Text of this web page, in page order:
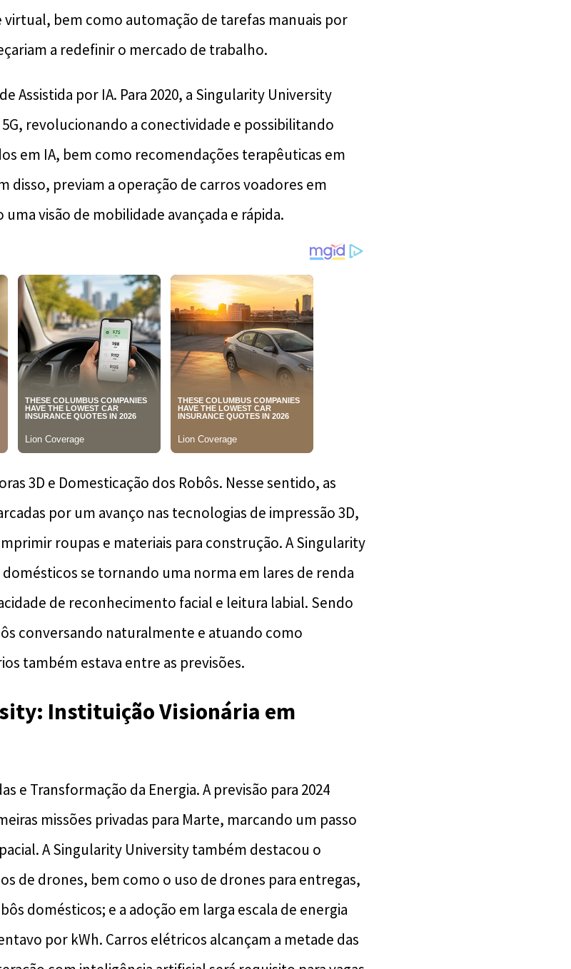
bem como automação de tarefas manuais por
a redefinir o mercado de trabalho.
Assistida por IA. Para 2020, a Singularity University
revolucionando a conectividade e possibilitando
em IA, bem como recomendações terapêuticas em
disso, previam a operação de carros voadores em
visão de mobilidade avançada e rápida.
3D e Domesticação dos Robôs. Nesse sentido, as
por um avanço nas tecnologias de impressão 3D,
roupas e materiais para construção. A Singularity
se tornando uma norma em lares de renda
de reconhecimento facial e leitura labial. Sendo
conversando naturalmente e atuando como
também estava entre as previsões.
Instituição Visionária em
e Transformação da Energia. A previsão para 2024
missões privadas para Marte, marcando um passo
A Singularity University também destacou o
de drones, bem como o uso de drones para entregas,
domésticos; e a adoção em larga escala de energia
por kWh. Carros elétricos alcançam a metade das